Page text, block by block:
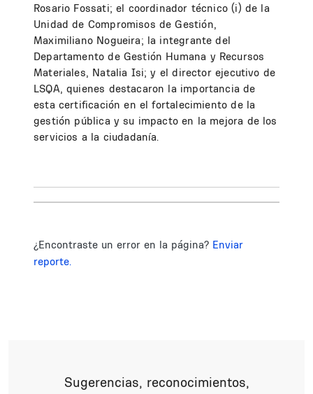
Rosario Fossati; el coordinador técnico (i) de la
Unidad de Compromisos de Gestión,
Maximiliano Nogueira; la integrante del
Departamento de Gestión Humana y Recursos
Materiales, Natalia Isi; y el director ejecutivo de
LSQA, quienes destacaron la importancia de
esta certificación en el fortalecimiento de la
gestión pública y su impacto en la mejora de los
servicios a la ciudadanía.
¿Encontraste un error en la página? Enviar
reporte.
Sugerencias, reconocimientos,